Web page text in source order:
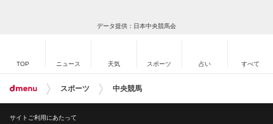
データ提供：日本中央競馬会
TOP ニュース 天気 スポーツ 占い すべて
スポーツ 中央競馬
サイトご利用にあたって